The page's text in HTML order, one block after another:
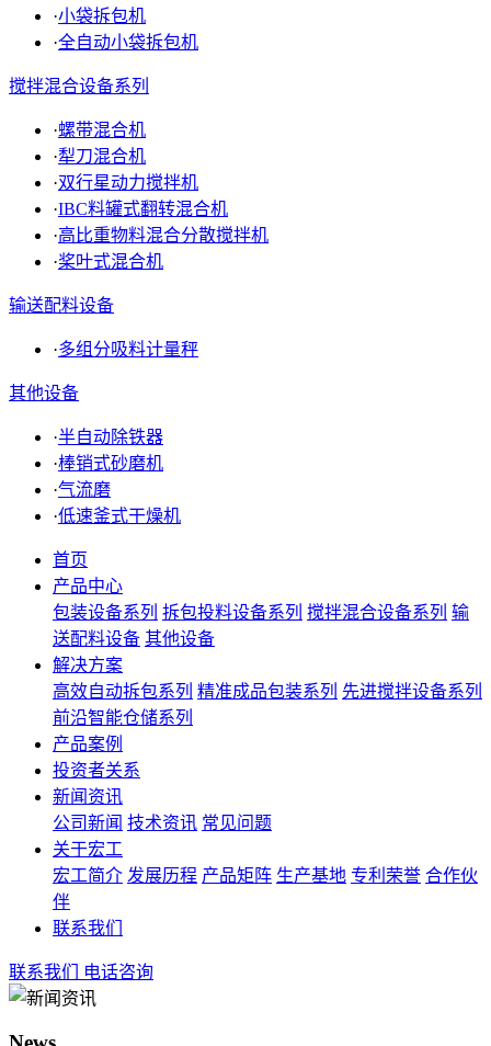
·小袋拆包机
·全自动小袋拆包机
搅拌混合设备系列
·螺带混合机
·犁刀混合机
·双行星动力搅拌机
·IBC料罐式翻转混合机
·高比重物料混合分散搅拌机
·桨叶式混合机
输送配料设备
·多组分吸料计量秤
其他设备
·半自动除铁器
·棒销式砂磨机
·气流磨
·低速釜式干燥机
首页
产品中心
包装设备系列 拆包投料设备系列 搅拌混合设备系列 输
送配料设备 其他设备
解决方案
高效自动拆包系列 精准成品包装系列 先进搅拌设备系列
前沿智能仓储系列
产品案例
投资者关系
新闻资讯
公司新闻 技术资讯 常见问题
关于宏工
宏工简介 发展历程 产品矩阵 生产基地 专利荣誉 合作伙
伴
联系我们
联系我们 电话咨询